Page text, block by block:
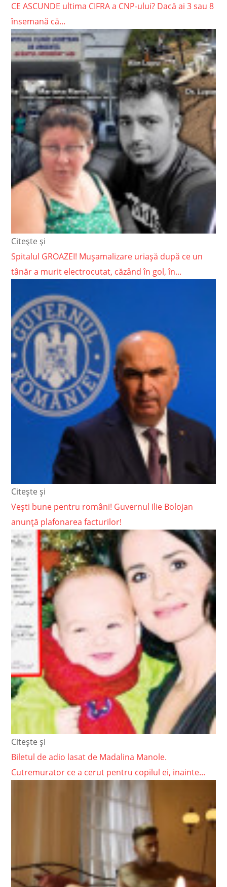
CE ASCUNDE ultima CIFRA a CNP-ului? Dacă ai 3 sau 8
însemană că...
Citește și
Spitalul GROAZEI! Mușamalizare uriașă după ce un
tânăr a murit electrocutat, căzând în gol, în...
Citește și
Vești bune pentru români! Guvernul Ilie Bolojan
anunță plafonarea facturilor!
Citește și
Biletul de adio lasat de Madalina Manole.
Cutremurator ce a cerut pentru copilul ei, inainte...